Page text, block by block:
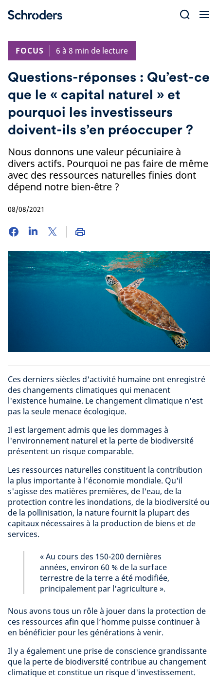
FOCUS
6 à 8 min de lecture
Questions-réponses : Qu’est-ce
que le « capital naturel » et
pourquoi les investisseurs
doivent-ils s’en préoccuper ?
Nous donnons une valeur pécuniaire à
divers actifs. Pourquoi ne pas faire de même
avec des ressources naturelles finies dont
dépend notre bien-être ?
08/08/2021
Ces derniers siècles d'activité humaine ont enregistré
des changements climatiques qui menacent
l'existence humaine. Le changement climatique n'est
pas la seule menace écologique.
Il est largement admis que les dommages à
l'environnement naturel et la perte de biodiversité
présentent un risque comparable.
Les ressources naturelles constituent la contribution
la plus importante à l’économie mondiale. Qu'il
s'agisse des matières premières, de l'eau, de la
protection contre les inondations, de la biodiversité ou
de la pollinisation, la nature fournit la plupart des
capitaux nécessaires à la production de biens et de
services.
« Au cours des 150-200 dernières
années, environ 60 % de la surface
terrestre de la terre a été modifiée,
principalement par l'agriculture ».
Nous avons tous un rôle à jouer dans la protection de
ces ressources afin que l’homme puisse continuer à
en bénéficier pour les générations à venir.
Il y a également une prise de conscience grandissante
que la perte de biodiversité contribue au changement
climatique et constitue un risque d'investissement.